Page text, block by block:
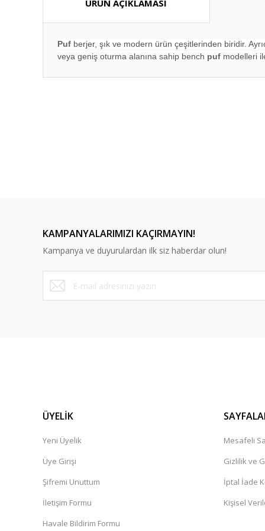
ÜRÜN AÇIKLAMASI
Puf berjer, şık ve modern ürün çeşitlerinden biridir.
veya geniş oturma alanına sahip bench puf modelleri
KAMPANYALARIMIZI KAÇIRMAYIN!
Kampanya ve duyurulardan ilk siz haberdar olun!
ÜYELİK
Yeni Üyelik
Üye Girişi
Şifremi Unuttum
İletişim Formu
Havale Bildirim Formu
Mesafeli
Gizlilik ve
İptal İade
Kişisel